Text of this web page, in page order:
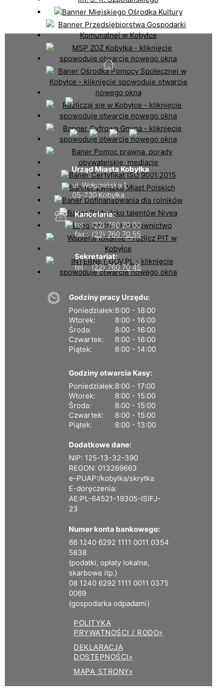
Urząd Miasta Kobyłka
ul. Wołomińska 1,
05-230 Kobyłka
Kancelaria:
tel.: (22) 760 70 00
fax.: (22) 760 70 55
Sekretariat:
tel.: (22) 760 70 45
Godziny pracy Urzędu:
Poniedziałek:8:00 - 18:00
Wtorek:
8:00 - 16:00
Środa:
8:00 - 16:00
Czwartek:
8:00 - 16:00
Piątek:
8:00 - 14:00
Godziny otwarcia Kasy:
Poniedziałek:8:00 - 17:00
Wtorek:
8:00 - 15:00
Środa:
8:00 - 15:00
Czwartek:
8:00 - 15:00
Piątek:
8:00 - 13:00
Dodatkowe dane:
NIP: 125-13-32-390
REGON: 013269663
e-PUAP:/kobylka/skrytka
E-doręczenia:
AE:PL-64521-19305-ISIFJ-
23
Numer konta bankowego:
86 1240 6292 1111 0011 0354
5838
(podatki, opłaty lokalne,
skarbowe itp.)
08 1240 6292 1111 0011 0375
0069
(gospodarka odpadami)
POLITYKA
PRYWATNOŚCI / RODO»
DEKLARACJA
DOSTĘPNOŚCI»
MAPA STRONY»